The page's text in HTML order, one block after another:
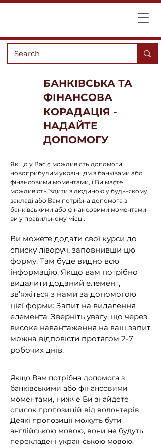
БАНКІВСЬКА ТА
ФІНАНСОВА
КОРАДАЦІЯ -
НАДАЙТЕ
ДОПОМОГУ
Якщо у Вас є можливість допомоги
новоприбулим українцям з банківами або
фінансовими моментами, і Ви маєте
можливість їздити з людиною у будь-якому
закладі або Вам потрібна допомога з
банківськими або фінансовими моментами -
ви у правильному місці.
Ви можете додати свої курси до
списку ліворуч, заповнивши цю
форму. Там буде видно всю
інформацію. Якщо вам потрібно
видалити доданий елемент,
зв’яжіться з нами за допомогою
цієї форми: Запит на видалення
елемента. Зверніть увагу, що через
високе навантаження на ваш запит
можна відповісти протягом 2-7
робочих днів.
Якщо Вам потрібна допомога з
банківськими або фінансовими
моментами, нижче Ви знайдете
список пропозицій від волонтерів.
Деякі пропозиції можуть бути
англійською мовою, вони не будуть
перекладені українською мовою.